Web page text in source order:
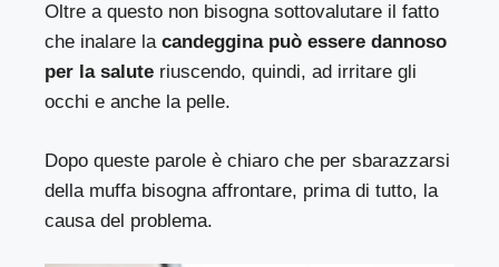
Oltre a questo non bisogna sottovalutare il fatto
che inalare lacandeggina può essere dannoso
per la salute riuscendo, quindi, ad irritare gli
occhi e anche la pelle.
Dopo queste parole è chiaro che per sbarazzarsi
della muffa bisogna affrontare, prima di tutto, la
causa del problema.